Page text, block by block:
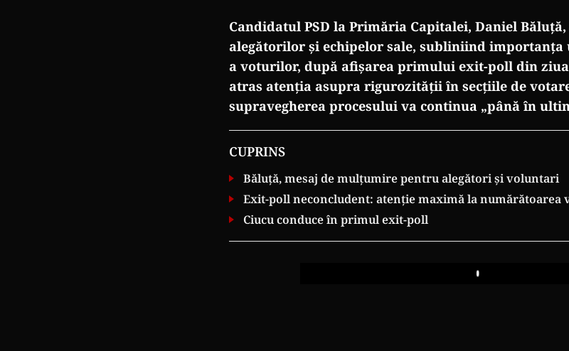
Candidatul PSD la Primăria Capitalei, Daniel
alegătorilor și echipelor sale, subliniind importanța
a voturilor, după afișarea primului exit-poll din
atras atenția asupra rigurozității în secțiile de
supravegherea procesului va continua „până în
CUPRINS
Băluță, mesaj de mulțumire pentru alegători și voluntari
Exit-poll neconcludent: atenție maximă la numărătoarea
Ciucu conduce în primul exit-poll
Play